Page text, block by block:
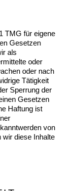
TMG für eigene
Gesetzen
als
oder
oder nach
Tätigkeit
Sperrung der
Gesetzen
Haftung ist
von
wir diese Inhalte